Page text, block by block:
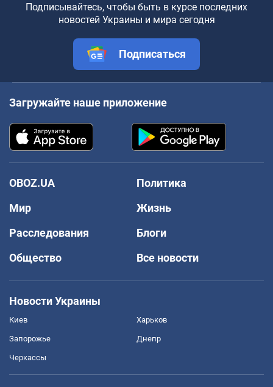
Подписывайтесь, чтобы быть в курсе последних
новостей Украины и мира сегодня
Подписаться
Загружайте наше приложение
OBOZ.UA
Политика
Мир
Жизнь
Расследования
Блоги
Общество
Все новости
Новости Украины
Киев Харьков
Запорожье Днепр
Черкассы